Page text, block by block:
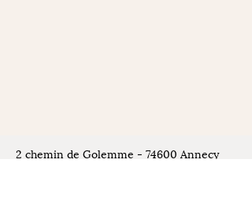
2 chemin de Golemme - 74600 Annecy